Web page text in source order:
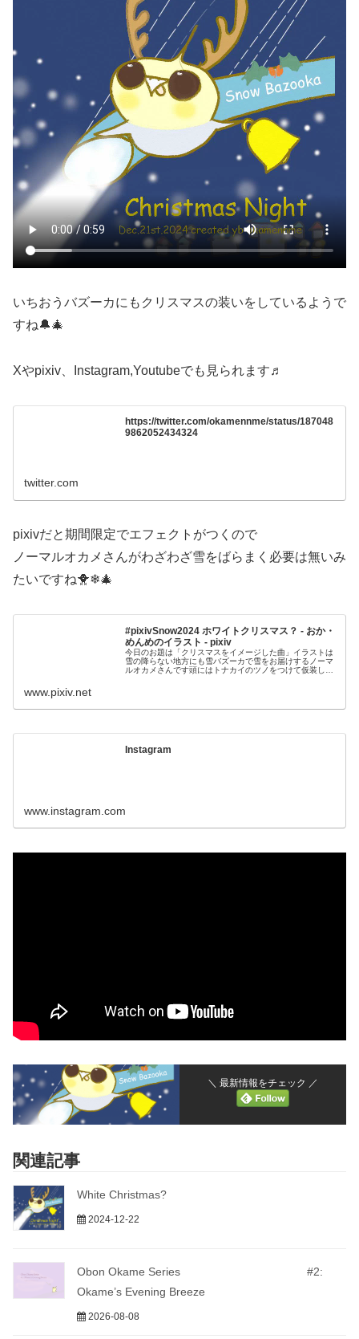
いちおうバズーカにもクリスマスの装いをしているようで
すね🔔🎄
Xやpixiv、Instagram,Youtubeでも見られます♬
https://twitter.com/okamennme/status/187048
9862052434324
twitter.com
pixivだと期間限定でエフェクトがつくので
ノーマルオカメさんがわざわざ雪をばらまく必要は無いみ
たいですね🐥❄🎄
#pixivSnow2024 ホワイトクリスマス？ - おか・
めんめのイラスト - pixiv
今日のお題は「クリスマスをイメージした曲」イラストは
雪の降らない地方にも雪バズーカで雪をお届けするノーマ
ルオカメさんです頭にはトナカイのツノをつけて仮装して
www.pixiv.net
Instagram
www.instagram.com
＼ 最新情報をチェック ／
関連記事
White Christmas?
2024-12-22
Obon Okame Series #2:
Okame’s Evening Breeze
2026-08-08